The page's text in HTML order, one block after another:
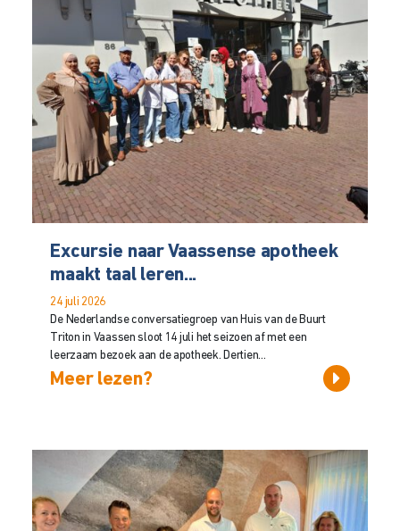
Excursie naar Vaassense apotheek
maakt taal leren...
24 juli 2026
De Nederlandse conversatiegroep van Huis van de Buurt
Triton in Vaassen sloot 14 juli het seizoen af met een
leerzaam bezoek aan de apotheek. Dertien...
Meer lezen?